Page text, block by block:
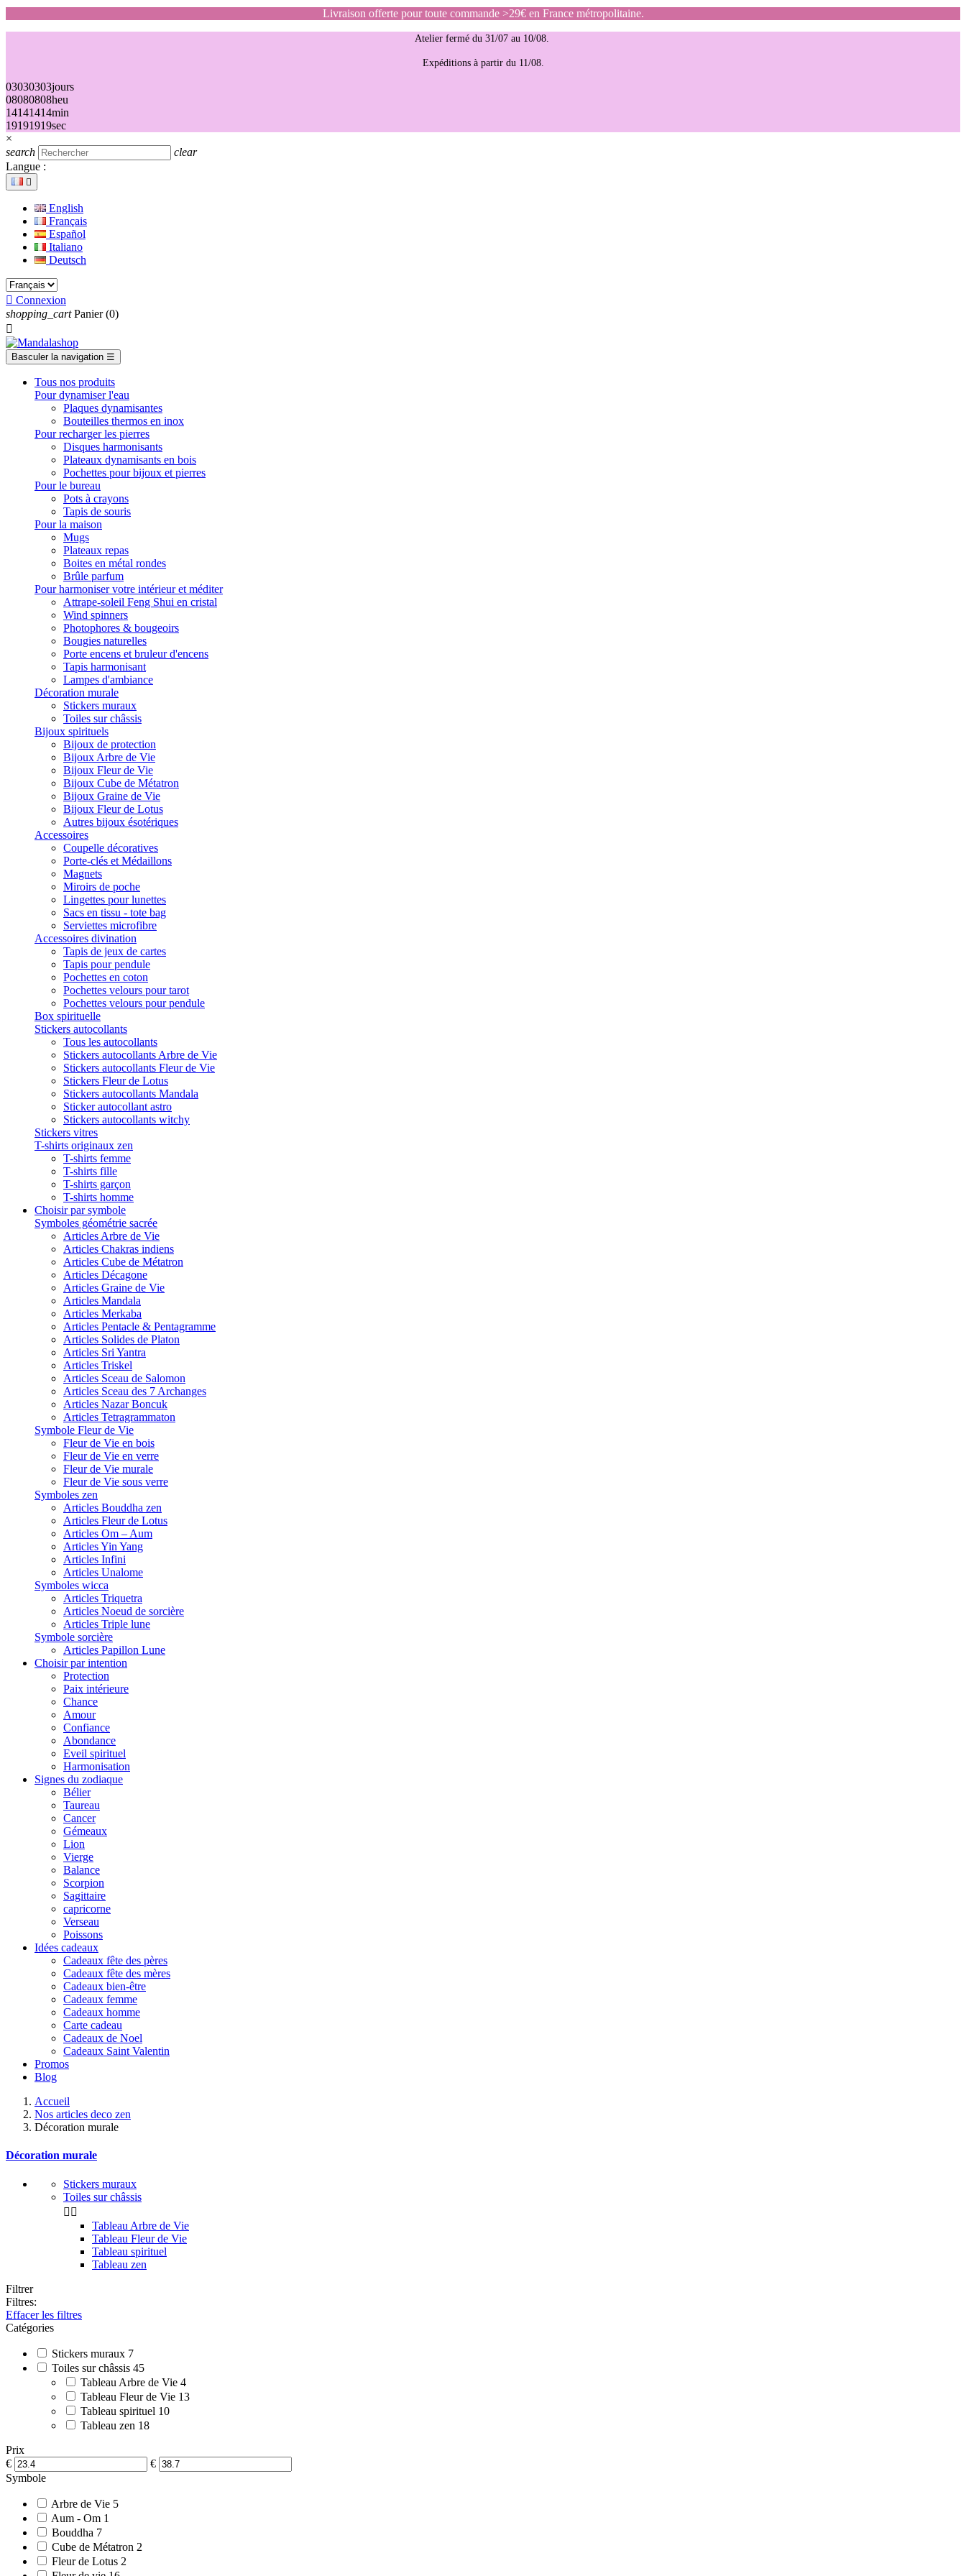
Livraison offerte pour toute commande >29€ en France métropolitaine.
Atelier fermé du 31/07 au 10/08.
Expéditions à partir du 11/08.
03030303jours
08080808heu
14141414min
19191919sec
×
search
clear
Langue :

English
Français
Español
Italiano
Deutsch
 Connexion
shopping_cart Panier (0)

Basculer la navigation ☰
Tous nos produits
Pour dynamiser l'eau
Plaques dynamisantes
Bouteilles thermos en inox
Pour recharger les pierres
Disques harmonisants
Plateaux dynamisants en bois
Pochettes pour bijoux et pierres
Pour le bureau
Pots à crayons
Tapis de souris
Pour la maison
Mugs
Plateaux repas
Boites en métal rondes
Brûle parfum
Pour harmoniser votre intérieur et méditer
Attrape-soleil Feng Shui en cristal
Wind spinners
Photophores & bougeoirs
Bougies naturelles
Porte encens et bruleur d'encens
Tapis harmonisant
Lampes d'ambiance
Décoration murale
Stickers muraux
Toiles sur châssis
Bijoux spirituels
Bijoux de protection
Bijoux Arbre de Vie
Bijoux Fleur de Vie
Bijoux Cube de Métatron
Bijoux Graine de Vie
Bijoux Fleur de Lotus
Autres bijoux ésotériques
Accessoires
Coupelle décoratives
Porte-clés et Médaillons
Magnets
Miroirs de poche
Lingettes pour lunettes
Sacs en tissu - tote bag
Serviettes microfibre
Accessoires divination
Tapis de jeux de cartes
Tapis pour pendule
Pochettes en coton
Pochettes velours pour tarot
Pochettes velours pour pendule
Box spirituelle
Stickers autocollants
Tous les autocollants
Stickers autocollants Arbre de Vie
Stickers autocollants Fleur de Vie
Stickers Fleur de Lotus
Stickers autocollants Mandala
Sticker autocollant astro
Stickers autocollants witchy
Stickers vitres
T-shirts originaux zen
T-shirts femme
T-shirts fille
T-shirts garçon
T-shirts homme
Choisir par symbole
Symboles géométrie sacrée
Articles Arbre de Vie
Articles Chakras indiens
Articles Cube de Métatron
Articles Décagone
Articles Graine de Vie
Articles Mandala
Articles Merkaba
Articles Pentacle & Pentagramme
Articles Solides de Platon
Articles Sri Yantra
Articles Triskel
Articles Sceau de Salomon
Articles Sceau des 7 Archanges
Articles Nazar Boncuk
Articles Tetragrammaton
Symbole Fleur de Vie
Fleur de Vie en bois
Fleur de Vie en verre
Fleur de Vie murale
Fleur de Vie sous verre
Symboles zen
Articles Bouddha zen
Articles Fleur de Lotus
Articles Om – Aum
Articles Yin Yang
Articles Infini
Articles Unalome
Symboles wicca
Articles Triquetra
Articles Noeud de sorcière
Articles Triple lune
Symbole sorcière
Articles Papillon Lune
Choisir par intention
Protection
Paix intérieure
Chance
Amour
Confiance
Abondance
Eveil spirituel
Harmonisation
Signes du zodiaque
Bélier
Taureau
Cancer
Gémeaux
Lion
Vierge
Balance
Scorpion
Sagittaire
capricorne
Verseau
Poissons
Idées cadeaux
Cadeaux fête des pères
Cadeaux fête des mères
Cadeaux bien-être
Cadeaux femme
Cadeaux homme
Carte cadeau
Cadeaux de Noel
Cadeaux Saint Valentin
Promos
Blog
Accueil
Nos articles deco zen
Décoration murale
Décoration murale
Stickers muraux
Toiles sur châssis
 
Tableau Arbre de Vie
Tableau Fleur de Vie
Tableau spirituel
Tableau zen
Filtrer
Filtres:
Effacer les filtres
Catégories
Stickers muraux 7
Toiles sur châssis 45
Tableau Arbre de Vie 4
Tableau Fleur de Vie 13
Tableau spirituel 10
Tableau zen 18
Prix
€
€
Symbole
Arbre de Vie 5
Aum - Om 1
Bouddha 7
Cube de Métatron 2
Fleur de Lotus 2